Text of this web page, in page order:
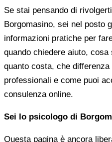
Se stai pensando di
Borgomasino, sei nel posto
informazioni pratiche per
quando chiedere aiuto,
quanto costa, che
professionali e come puoi
consulenza online.
Sei lo psicologo di
Questa pagina è ancora